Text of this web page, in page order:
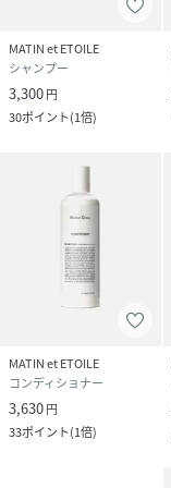
素材
サイズ
広告文責
MATIN et ETOILE
シャンプー
3,300円
30ポイント(1倍)
MATIN et ETOILE
コンディショナー
3,630円
33ポイント(1倍)